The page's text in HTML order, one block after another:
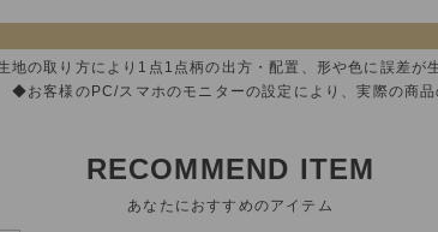
の取り方により1点1点柄の出方・配置、形や色に誤差
◆お客様のPC/スマホのモニターの設定により、実際の商
RECOMMEND ITEM
あなたにおすすめのアイテム